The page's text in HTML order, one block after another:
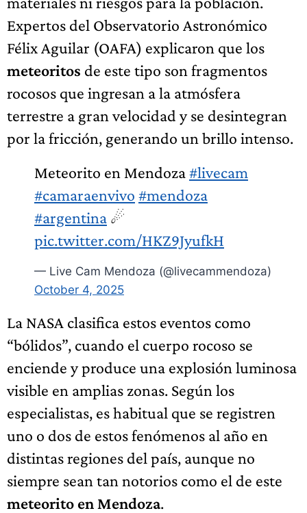
Expertos del Observatorio Astronómico
Félix Aguilar (OAFA) explicaron que los
meteoritos de este tipo son fragmentos
rocosos que ingresan a la atmósfera
terrestre a gran velocidad y se desintegran
por la fricción, generando un brillo intenso.
Meteorito en Mendoza#livecam
#camaraenvivo #mendoza
#argentina ☄
pic.twitter.com/HKZ9JyufkH
— Live Cam Mendoza (@livecammendoza)
October 4, 2025
La NASA clasifica estos eventos como
“bólidos”, cuando el cuerpo rocoso se
enciende y produce una explosión luminosa
visible en amplias zonas. Según los
especialistas, es habitual que se registren
uno o dos de estos fenómenos al año en
distintas regiones del país, aunque no
siempre sean tan notorios como el de este
meteorito en Mendoza.